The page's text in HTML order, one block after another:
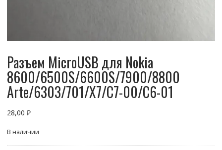
Разъем MicroUSB для Nokia
8600/6500S/6600S/7900/8800
Arte/6303/701/X7/C7-00/C6-01
28,00 ₽
В наличии